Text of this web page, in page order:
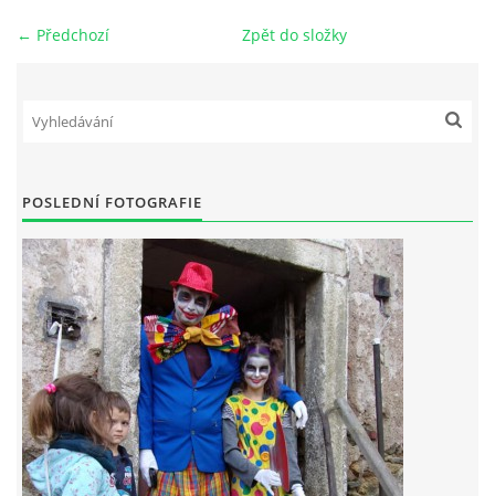
← Předchozí Zpět do složky
POSLEDNÍ FOTOGRAFIE